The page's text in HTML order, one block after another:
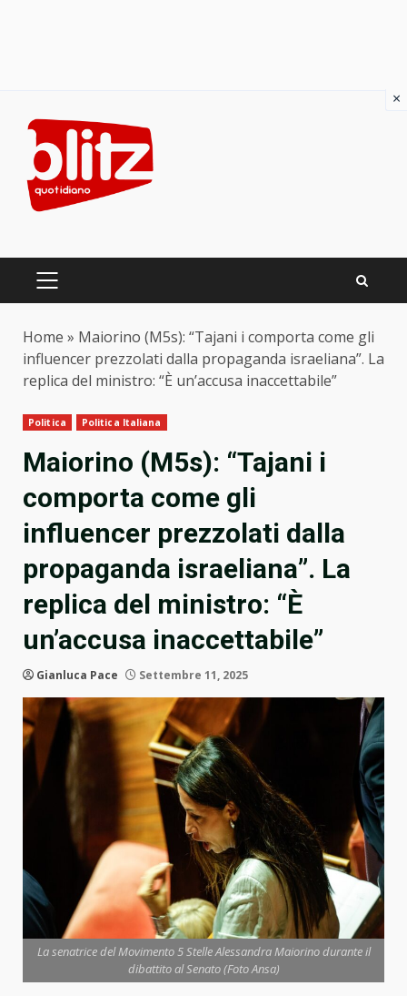
content
PRIMARY
Home » Maiorino (M5s): “Tajani i comporta come gli
influencer prezzolati dalla propaganda israeliana”. La
replica del ministro: “È un’accusa inaccettabile”
Politica Politica Italiana
Maiorino (M5s): “Tajani i
comporta come gli
influencer prezzolati dalla
propaganda israeliana”. La
replica del ministro: “È
un’accusa inaccettabile”
Gianluca Pace Settembre 11, 2025
La senatrice del Movimento 5 Stelle Alessandra Maiorino durante il
dibattito al Senato (Foto Ansa)
×